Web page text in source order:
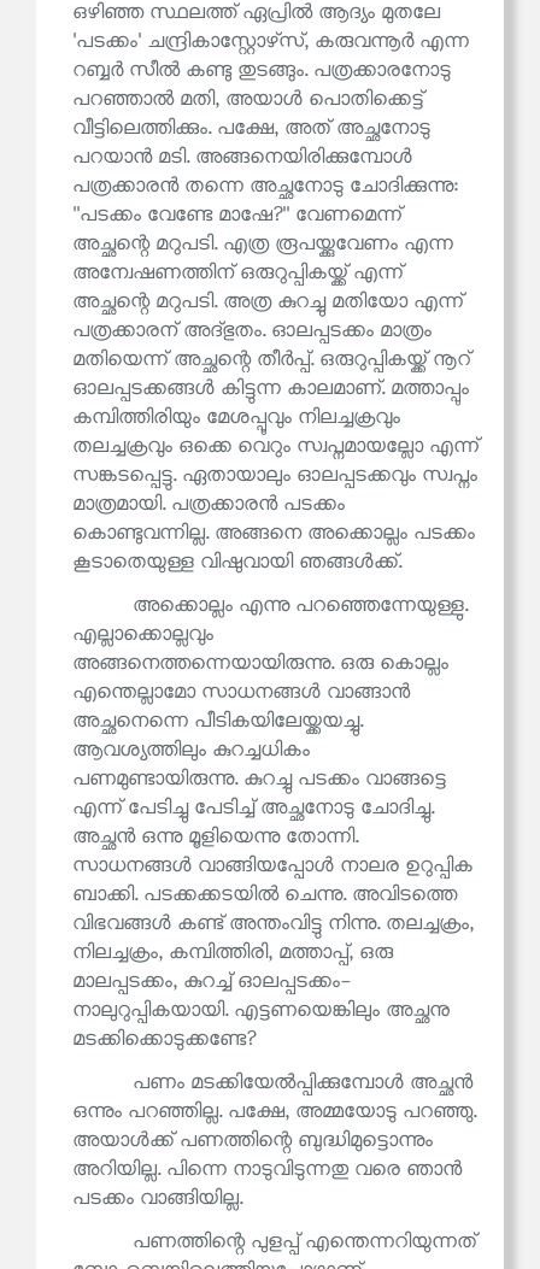
ഒഴിഞ്ഞ സ്ഥലത്ത് ഏപ്രിൽ ആദ്യം മുതലേ
'പടക്കം' ചന്ദ്രികാസ്റ്റോഴ്‌സ്, കരുവന്നൂർ എന്ന
റബ്ബർ സീൽ കണ്ടു തുടങ്ങും. പത്രക്കാരനോടു
പറഞ്ഞാൽ മതി, അയാൾ പൊതിക്കെട്ട്
വീട്ടിലെത്തിക്കും. പക്ഷേ, അത് അച്ഛനോടു
പറയാൻ മടി. അങ്ങനെയിരിക്കുമ്പോൾ
പത്രക്കാരൻ തന്നെ അച്ഛനോടു ചോദിക്കുന്നു:
''പടക്കം വേണ്ടേ മാഷേ?'' വേണമെന്ന്
അച്ഛന്റെ മറുപടി. എത്ര രൂപയ്ക്കുവേണം എന്ന
അന്വേഷണത്തിന് ഒരുറുപ്പികയ്ക്ക് എന്ന്
അച്ഛന്റെ മറുപടി. അത്ര കുറച്ചു മതിയോ എന്ന്
പത്രക്കാരന് അദ്ഭുതം. ഓലപ്പടക്കം മാത്രം
മതിയെന്ന് അച്ഛന്റെ തീർപ്പ്. ഒരുറുപ്പികയ്ക്ക് നൂറ്
ഓലപ്പടക്കങ്ങൾ കിട്ടുന്ന കാലമാണ്. മത്താപ്പും
കമ്പിത്തിരിയും മേശപ്പൂവും നിലച്ചക്രവും
തലച്ചക്രവും ഒക്കെ വെറും സ്വപ്നമായല്ലോ എന്ന്
സങ്കടപ്പെട്ടു. ഏതായാലും ഓലപ്പടക്കവും സ്വപ്നം
മാത്രമായി. പത്രക്കാരൻ പടക്കം
കൊണ്ടുവന്നില്ല. അങ്ങനെ അക്കൊല്ലം പടക്കം
കൂടാതെയുള്ള വിഷുവായി ഞങ്ങൾക്ക്.
അക്കൊല്ലം എന്നു പറഞ്ഞെന്നേയുള്ളു.
എല്ലാക്കൊല്ലവും
അങ്ങനെത്തന്നെയായിരുന്നു. ഒരു കൊല്ലം
എന്തെല്ലാമോ സാധനങ്ങൾ വാങ്ങാൻ
അച്ഛനെന്നെ പീടികയിലേയ്ക്കയച്ചു.
ആവശ്യത്തിലും കുറച്ചധികം
പണമുണ്ടായിരുന്നു. കുറച്ചു പടക്കം വാങ്ങട്ടെ
എന്ന് പേടിച്ചു പേടിച്ച് അച്ഛനോടു ചോദിച്ചു.
അച്ഛൻ ഒന്നു മൂളിയെന്നു തോന്നി.
സാധനങ്ങൾ വാങ്ങിയപ്പോൾ നാലര ഉറുപ്പിക
ബാക്കി. പടക്കക്കടയിൽ ചെന്നു. അവിടത്തെ
വിഭവങ്ങൾ കണ്ട് അന്തംവിട്ടു നിന്നു. തലച്ചക്രം,
നിലച്ചക്രം, കമ്പിത്തിരി, മത്താപ്പ്, ഒരു
മാലപ്പടക്കം, കുറച്ച് ഓലപ്പടക്കം-
നാലുറുപ്പികയായി. എട്ടണയെങ്കിലും അച്ഛനു
മടക്കിക്കൊടുക്കണ്ടേ?
പണം മടക്കിയേൽപ്പിക്കുമ്പോൾ അച്ഛൻ
ഒന്നും പറഞ്ഞില്ല. പക്ഷേ, അമ്മയോടു പറഞ്ഞു.
അയാൾക്ക് പണത്തിന്റെ ബുദ്ധിമുട്ടൊന്നും
അറിയില്ല. പിന്നെ നാടുവിടുന്നതു വരെ ഞാൻ
പടക്കം വാങ്ങിയില്ല.
പണത്തിന്റെ പുളപ്പ് എന്തെന്നറിയുന്നത്